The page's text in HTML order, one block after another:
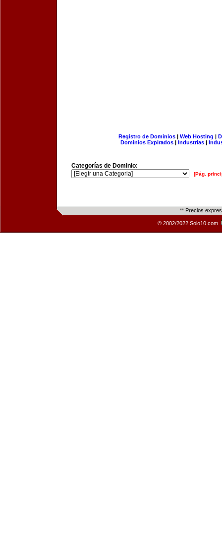
Registro de Dominios| Web Hosting |
Dominios Expirados | Industrias |
Categorías de Dominio:
[Pág.
** Precios
© 2002/2022 Solo10.com